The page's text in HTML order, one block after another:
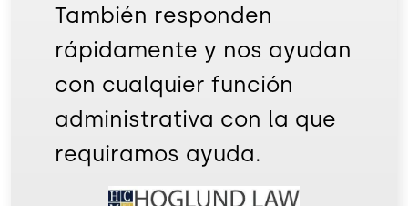
También responden
rápidamente y nos ayudan
con cualquier función
administrativa con la que
requiramos ayuda.
Image